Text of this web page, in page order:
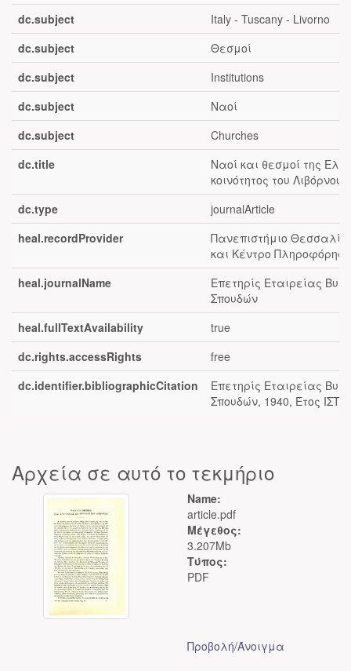
dc.subject
Italy - Tuscany - Livorno
dc.subject
Θεσμοί
dc.subject
Institutions
dc.subject
Ναοί
dc.subject
Churches
dc.title
Ναοί και θεσμοί της
κοινότητος του Λιβόρνου
dc.type
journalArticle
heal.recordProvider
Πανεπιστήμιο
και Κέντρο
heal.journalName
Επετηρίς Εταιρείας
Σπουδών
heal.fullTextAvailability
true
dc.rights.accessRights
free
dc.identifier.bibliographicCitation
Επετηρίς Εταιρείας
Σπουδών, 1940, Έτος ΙΣΤ’,
Αρχεία σε αυτό το τεκμήριο
Name:
article.pdf
Μέγεθος:
3.207Mb
Τύπος:
PDF
Προβολή/Άνοιγμα